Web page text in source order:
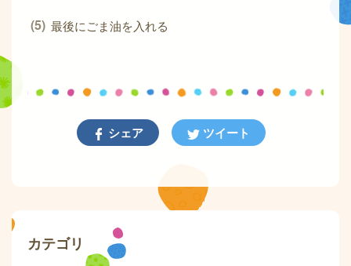
最後にごま油を入れる
シェア ツイート
カテゴリ